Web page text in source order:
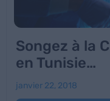
Songez à la
en Tunisie…
janvier 22, 2018